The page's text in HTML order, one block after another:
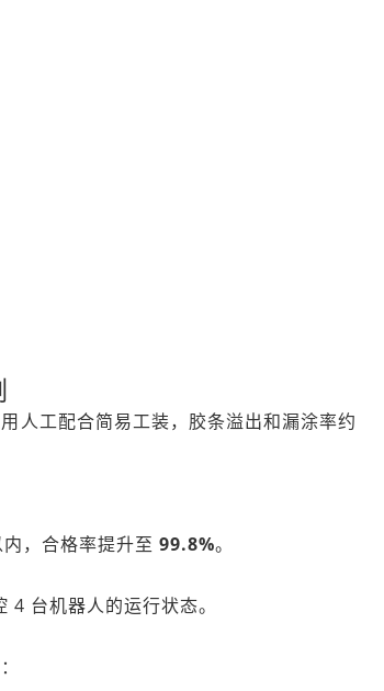
人工配合简易工装，胶条溢出和漏涂率约
内，合格率提升至99.8%。
台机器人的运行状态。